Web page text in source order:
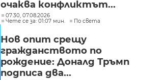
очаква конфликтът...
07:30, 07.08.2026
Чете се за: 01:07 мин.
По света
Нов опит срещу
гражданството по
рождение: Доналд Тръмп
подписа два...